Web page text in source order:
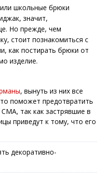
школьные брюки
значит,
Но прежде, чем
стоит познакомиться с
как постирать брюки от
изделие.
, вынуть из них все
поможет предотвратить
так как застрявшие в
приведут к тому, что его
декоративно-